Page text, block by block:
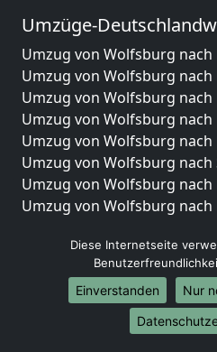
Umzüge-
Umzug von Wolfsburg nach
Umzug von Wolfsburg
Umzug von Wolfsburg nach
Umzug von Wolfsburg nach
Umzug von Wolfsburg
Umzug von Wolfsburg
Umzug von Wolfsburg
Umzug von Wolfsburg nach
Umzug von Wolfsburg nach
Umzug von Wolfsburg
Umzug von Wolfsburg
Umzug von Wolfsburg nach
Umzug von Wolfsburg nach
Diese Internetseite
Einverstanden
Nur